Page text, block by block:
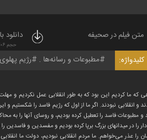
متن فیلم در صحیفه دانلود
حجم 32/06 مگابایت
کلیدواژه: مطبوعات و رسانه‌ها رژیم پهلوی
که ما کردیم این بود که به طور انقلابی عمل نکردیم و
و انقلابی نبودند. اگر ما از اول که رژیم فاسد را شکستیم
مطبوعات فاسد را تعطیل کرده بودیم، و روسای آنها را به
را در میدانهای بزرگ برپا کرده بودیم و مفسدین و
را عذر می‌خواهم. ما مردم انقلابی نبودیم، دولت ما